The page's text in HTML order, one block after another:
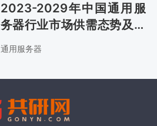
2023-2029年中国通用服
务器行业市场供需态势及市
场趋势预测报告
通用服务器